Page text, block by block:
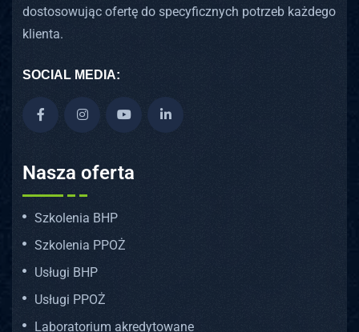
dostosowując ofertę do specyficznych potrzeb każdego
klienta.
SOCIAL MEDIA:
Nasza oferta
Szkolenia BHP
Szkolenia PPOŻ
Usługi BHP
Usługi PPOŻ
Laboratorium akredytowane